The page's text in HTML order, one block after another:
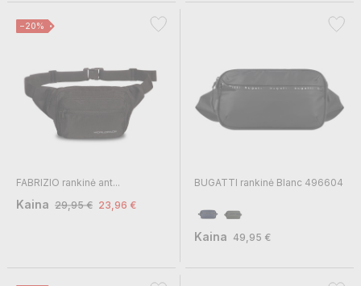
−20%
FABRIZIO rankinė ant...
Kaina 29,95 € 23,96 €
BUGATTI rankinė Blanc 496604
Kaina 49,95 €